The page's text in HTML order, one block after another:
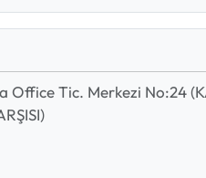
Office Tic. Merkezi No:24